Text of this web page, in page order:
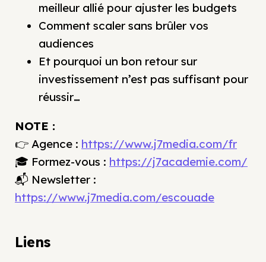
meilleur allié pour ajuster les budgets
Comment scaler sans brûler vos
audiences
Et pourquoi un bon retour sur
investissement n’est pas suffisant pour
réussir…
NOTE :
👉 Agence : https://www.j7media.com/fr
🎓 Formez-vous : https://j7academie.com/
📬 Newsletter :
https://www.j7media.com/escouade
Liens